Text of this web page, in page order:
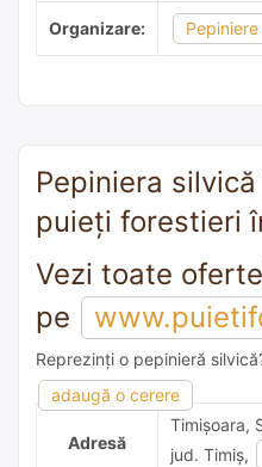
Organizare:
Pepiniera
puieți forestieri
Vezi toate
pe
Reprezinți o pepinieră
adaugă o cerere
adaugă o recomandare
Adresă
Timişoara,
jud. Timiş,